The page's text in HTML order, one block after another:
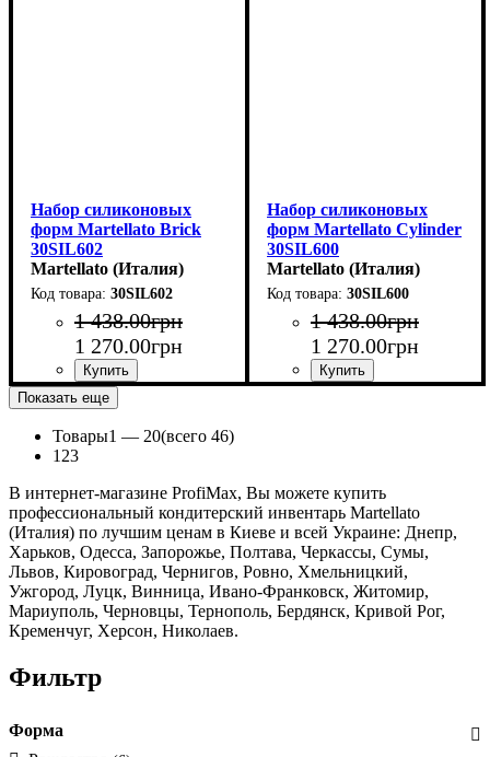
Набор силиконовых
форм Martellato Brick
30SIL602
(50x50мм,h16мм,10гр)
Martellato (Италия)
30SIL602
1 438.00грн
1 270.00грн
Набор силиконовых
форм Martellato Cylinder
30SIL600
(d60мм,h17мм,10гр)
Martellato (Италия)
30SIL600
1 438.00грн
1 270.00грн
Показать еще
Товары1 — 20(всего 46)
1 23
В интернет-магазине ProfiMax, Вы можете купить
профессиональный кондитерский инвентарь Martellato
(Италия) по лучшим ценам в Киеве и всей Украине: Днепр,
Харьков, Одесса, Запорожье, Полтава, Черкассы, Сумы,
Львов, Кировоград, Чернигов, Ровно, Хмельницкий,
Ужгород, Луцк, Винница, Ивано-Франковск, Житомир,
Мариуполь, Черновцы, Тернополь, Бердянск, Кривой Рог,
Кременчуг, Херсон, Николаев.
Фильтр
Форма